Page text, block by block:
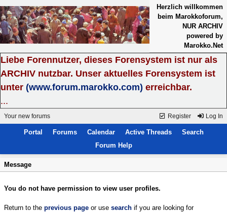
Herzlich willkommen
beim Marokkoforum,
NUR ARCHIV
powered by
Marokko.Net
Liebe Forennutzer, dieses Forensystem ist nur als
ARCHIV nutzbar. Unser aktuelles Forensystem ist
unter (www.forum.marokko.com) erreichbar.
...
Register Log In
Your new forums
Portal Forums Calendar Active Threads
Search
Forum Help
Message
You do not have permission to view user profiles.
Return to the previous page or use search if you are looking for